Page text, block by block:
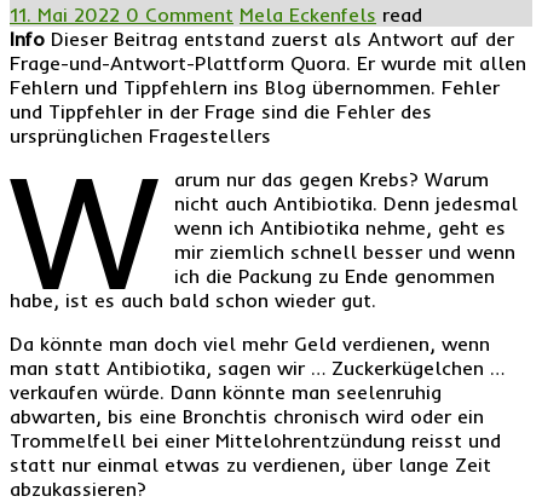
11. Mai 2022 0 Comment Mela Eckenfels read
Info Dieser Beitrag entstand zuerst als Antwort auf der
Frage-und-Antwort-Plattform Quora. Er wurde mit allen
Fehlern und Tippfehlern ins Blog übernommen. Fehler
und Tippfehler in der Frage sind die Fehler des
ursprünglichen Fragestellers
W
arum nur das gegen Krebs? Warum
nicht auch Antibiotika. Denn jedesmal
wenn ich Antibiotika nehme, geht es
mir ziemlich schnell besser und wenn
ich die Packung zu Ende genommen
habe, ist es auch bald schon wieder gut.
Da könnte man doch viel mehr Geld verdienen, wenn
man statt Antibiotika, sagen wir … Zuckerkügelchen …
verkaufen würde. Dann könnte man seelenruhig
abwarten, bis eine Bronchtis chronisch wird oder ein
Trommelfell bei einer Mittelohrentzündung reisst und
statt nur einmal etwas zu verdienen, über lange Zeit
abzukassieren?